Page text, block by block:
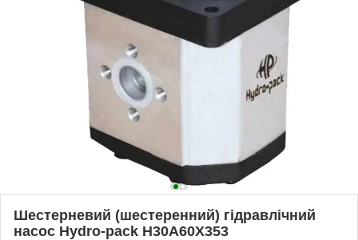
Шестерневий (шестеренний) гідравлічний
насос Hydro-pack H30A60X353